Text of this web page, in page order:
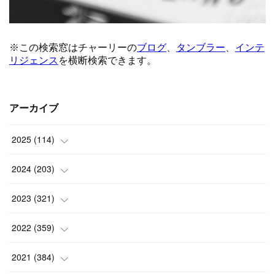
アーカイブ
2025 (114)
(1)
(8)
(6)
(9 )
2024 (203)
(24)
(10)
(18)
2023 (321)
(25)
(17)
2022 (359)
(42)
2021 (384)